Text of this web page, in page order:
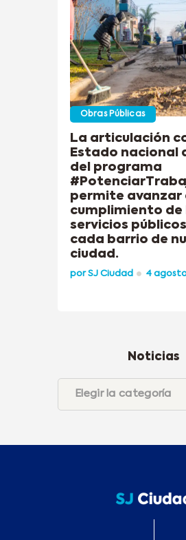
Obras Públicas
La articulación
Estado nacional
del programa
permite avanzar
cumplimiento de
servicios
cada barrio de
ciudad.
porSJ Ciudad 4
Noticias